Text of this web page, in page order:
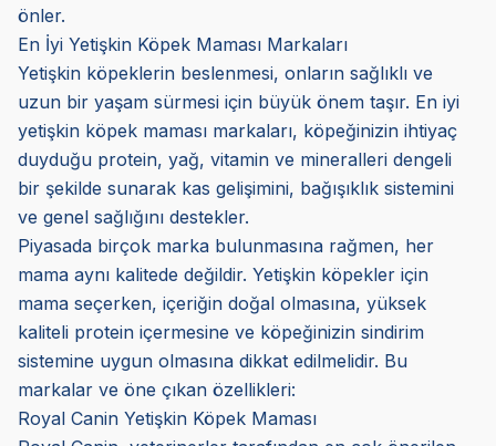
önler.
En İyi Yetişkin Köpek Maması Markaları
Yetişkin köpeklerin beslenmesi, onların sağlıklı ve
uzun bir yaşam sürmesi için büyük önem taşır. En iyi
yetişkin köpek maması markaları, köpeğinizin ihtiyaç
duyduğu protein, yağ, vitamin ve mineralleri dengeli
bir şekilde sunarak kas gelişimini, bağışıklık sistemini
ve genel sağlığını destekler.
Piyasada birçok marka bulunmasına rağmen, her
mama aynı kalitede değildir. Yetişkin köpekler için
mama seçerken, içeriğin doğal olmasına, yüksek
kaliteli protein içermesine ve köpeğinizin sindirim
sistemine uygun olmasına dikkat edilmelidir. Bu
markalar ve öne çıkan özellikleri:
Royal Canin Yetişkin Köpek Maması